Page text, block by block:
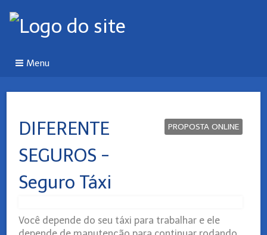
Menu
PROPOSTA ONLINE
DIFERENTE
SEGUROS -
Seguro Táxi
Você depende do seu táxi para trabalhar e ele